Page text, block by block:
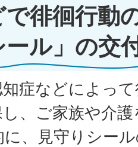
徘徊行動
ール」の交
症などによっ
、ご家族や介
、見守りシー